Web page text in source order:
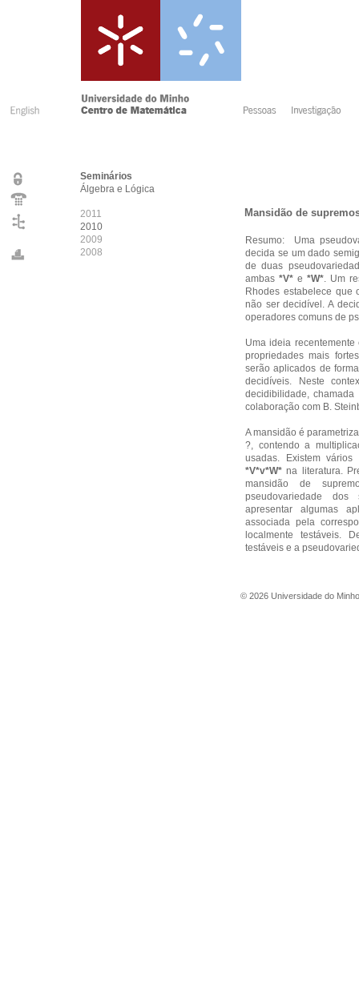
Seminários
Álgebra e Lógica
2011
2010
2009
2008
Mansidão de
Resumo: Uma
decida se um dado
de duas
ambas *V* e *W*. Um
Rhodes estabelece que
não ser decidível. A
operadores comuns de
Uma ideia
propriedades mais
serão aplicados de
decidíveis. Neste
decidibilidade,
colaboração com B.
A mansidão é
?, contendo a
usadas. Existem
*V*v*W* na literatura.
mansidão de
pseudovariedade dos
apresentar algumas
associada pela
localmente testáveis.
testáveis e a
© 2026 Universidade do Minho